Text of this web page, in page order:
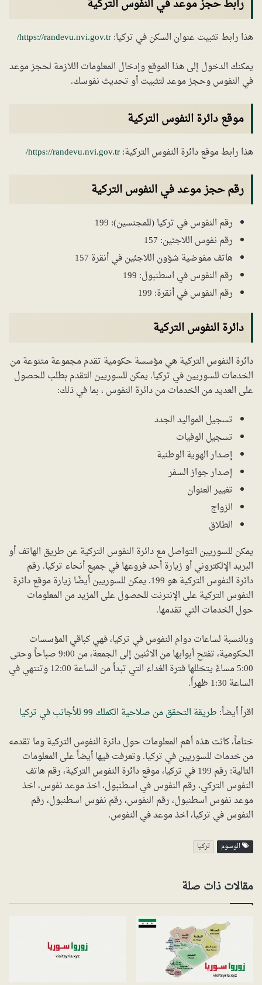
رابط حجز موعد في النفوس التركية
هذا رابط تثبيت عنوان السكن في تركيا:https://randevu.nvi.gov.tr/
يمكنك الدخول إلى هذا الموقع وإدخال المعلومات اللازمة لحجز موعد
في النفوس وحجز موعد لتثبيت أو تحديث نفوسك.
موقع دائرة النفوس التركية
هذا رابط موقع دائرة النفوس التركية:https://randevu.nvi.gov.tr/
رقم حجز موعد في النفوس التركية
رقم النفوس في تركيا (للمجنسين): 199
رقم نفوس اللاجئين: 157
هاتف مفوضية شؤون اللاجئين في أنقرة 157
رقم النفوس في اسطنبول: 199
رقم النفوس في أنقرة: 199
دائرة النفوس التركية
دائرة النفوس التركية هي مؤسسة حكومية تقدم مجموعة متنوعة من
الخدمات للسوريين في تركيا. يمكن للسوريين التقدم بطلب للحصول
على العديد من الخدمات من دائرة النفوس ، بما في ذلك:
تسجيل المواليد الجدد
تسجيل الوفيات
إصدار الهوية الوطنية
إصدار جواز السفر
تغيير العنوان
الزواج
الطلاق
يمكن للسوريين التواصل مع دائرة النفوس التركية عن طريق الهاتف أو
البريد الإلكتروني أو زيارة أحد فروعها في جميع أنحاء تركيا. رقم
دائرة النفوس التركية هو 199. يمكن للسوريين أيضًا زيارة موقع دائرة
النفوس التركية على الإنترنت للحصول على المزيد من المعلومات
حول الخدمات التي تقدمها.
وبالنسبة لساعات دوام النفوس في تركيا، فهي كباقي المؤسسات
الحكومية، تفتح أبوابها من الاثنين إلى الجمعة، من 9:00 صباحاً وحتى
5:00 مساءً يتخللها فترة الغداء التي تبدأ من الساعة 12:00 وتنتهي في
الساعة 1:30 ظهراً.
اقرأ أيضاً: طريقة التحقق من صلاحية الكملك 99 للأجانب في تركيا
ختاماً، كانت هذه أهم المعلومات حول دائرة النفوس التركية وما تقدمه
من خدمات للسوريين في تركيا. وتعرفت فيها أيضاً على المعلومات
التالية: رقم 199 في تركيا، موقع دائرة النفوس التركية، رقم هاتف
النفوس التركي، رقم النفوس في اسطنبول، اخذ موعد نفوس، اخذ
موعد نفوس اسطنبول، رقم النفوس، رقم نفوس اسطنبول، رقم
النفوس في تركيا، اخذ موعد في النفوس.
الوسوم تركيا
مقالات ذات صلة